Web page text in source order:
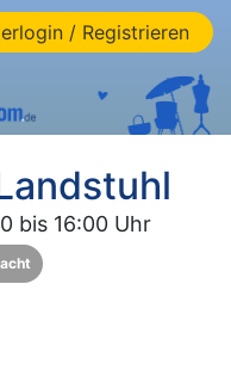
/ Registrieren
bis 16:00 Uhr